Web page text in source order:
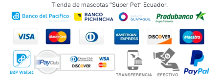
Tienda de mascotas “Super Pet” Ecuador.